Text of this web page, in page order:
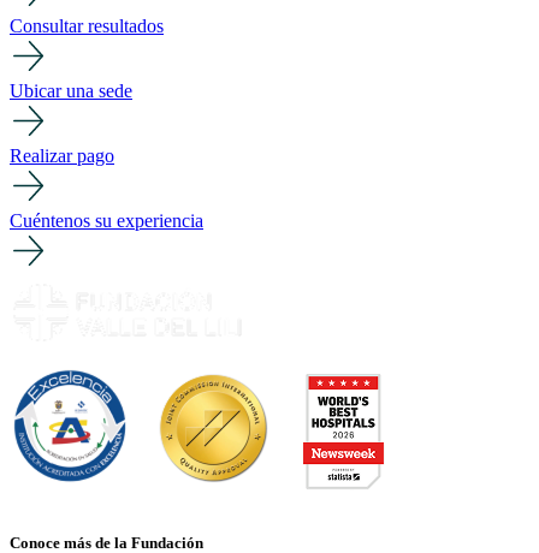
Consultar resultados
Ubicar una sede
Realizar pago
Cuéntenos su experiencia
Conoce más de la Fundación